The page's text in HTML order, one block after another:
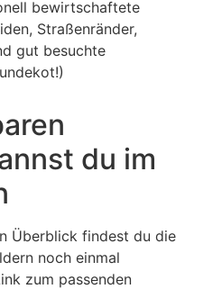
bewirtschaftete
Straßenränder,
gut besuchte
du im
Überblick findest du die
noch einmal
zum passenden